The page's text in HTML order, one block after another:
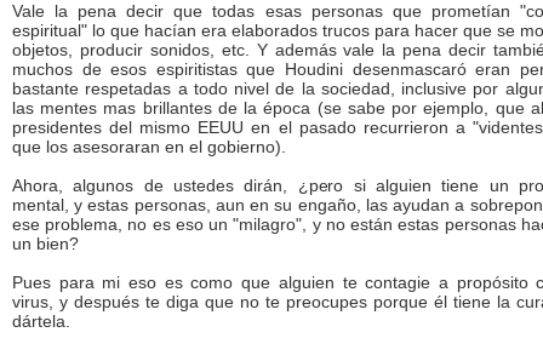
Vale la pena decir que todas esas personas que prometían
espiritual" lo que hacían era elaborados trucos para hacer que se
objetos, producir sonidos, etc. Y además vale la pena decir
muchos de esos espiritistas que Houdini desenmascaró eran
bastante respetadas a todo nivel de la sociedad, inclusive por
las mentes mas brillantes de la época (se sabe por ejemplo, que
presidentes del mismo EEUU en el pasado recurrieron a
que los asesoraran en el gobierno).
Ahora, algunos de ustedes dirán, ¿pero si alguien tiene un
mental, y estas personas, aun en su engaño, las ayudan a
ese problema, no es eso un "milagro", y no están estas personas
un bien?
Pues para mi eso es como que alguien te contagie a propósito
virus, y después te diga que no te preocupes porque él tiene la
dártela.